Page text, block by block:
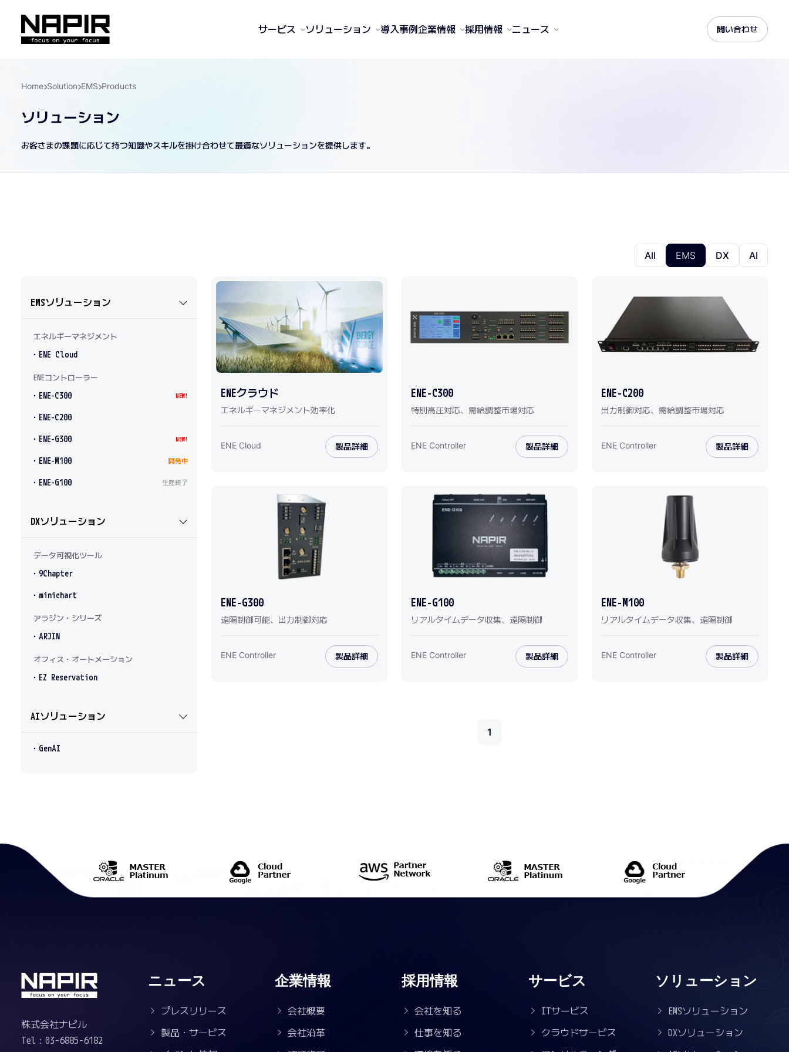
サービス ソリューション 導入事例企業情報 採用情報 ニュース 問い合わせ
Home Solution EMS Products
ソリューション
お客さまの課題に応じて持つ知識やスキルを掛け合わせて最適なソリューションを提供します。
All EMS DX AI
EMSソリューション
エネルギーマネジメント
・ENE Cloud
ENEコントローラー
・ENE-C300 NEW!
・ENE-C200
・ENE-G300 NEW!
・ENE-M100 開発中
・ENE-G100 生産終了
DXソリューション
データ可視化ツール
・9Chapter
・minichart
アラジン・シリーズ
・ARJIN
オフィス・オートメーション
・EZ Reservation
AIソリューション
・GenAI
ENEクラウド
エネルギーマネジメント効率化
ENE Cloud 製品詳細
ENE-C300
特別高圧対応、需給調整市場対応
ENE Controller 製品詳細
ENE-C200
出力制御対応、需給調整市場対応
ENE Controller 製品詳細
ENE-G300
遠隔制御可能、出力制御対応
ENE Controller 製品詳細
ENE-G100
リアルタイムデータ収集、遠隔制御
ENE Controller 製品詳細
ENE-M100
リアルタイムデータ収集、遠隔制御
ENE Controller 製品詳細
1
株式会社ナピル
Tel：03-6885-6182
ニュース
プレスリリース
製品・サービス
企業情報
会社概要
会社沿革
採用情報
会社を知る
仕事を知る
サービス
ITサービス
クラウドサービス
ソリューション
EMSソリューション
DXソリューション